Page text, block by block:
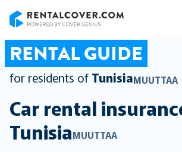
RENTAL GUIDE
for residents of TunisiaMUUTTAA
Car rental
TunisiaMUUTTAA